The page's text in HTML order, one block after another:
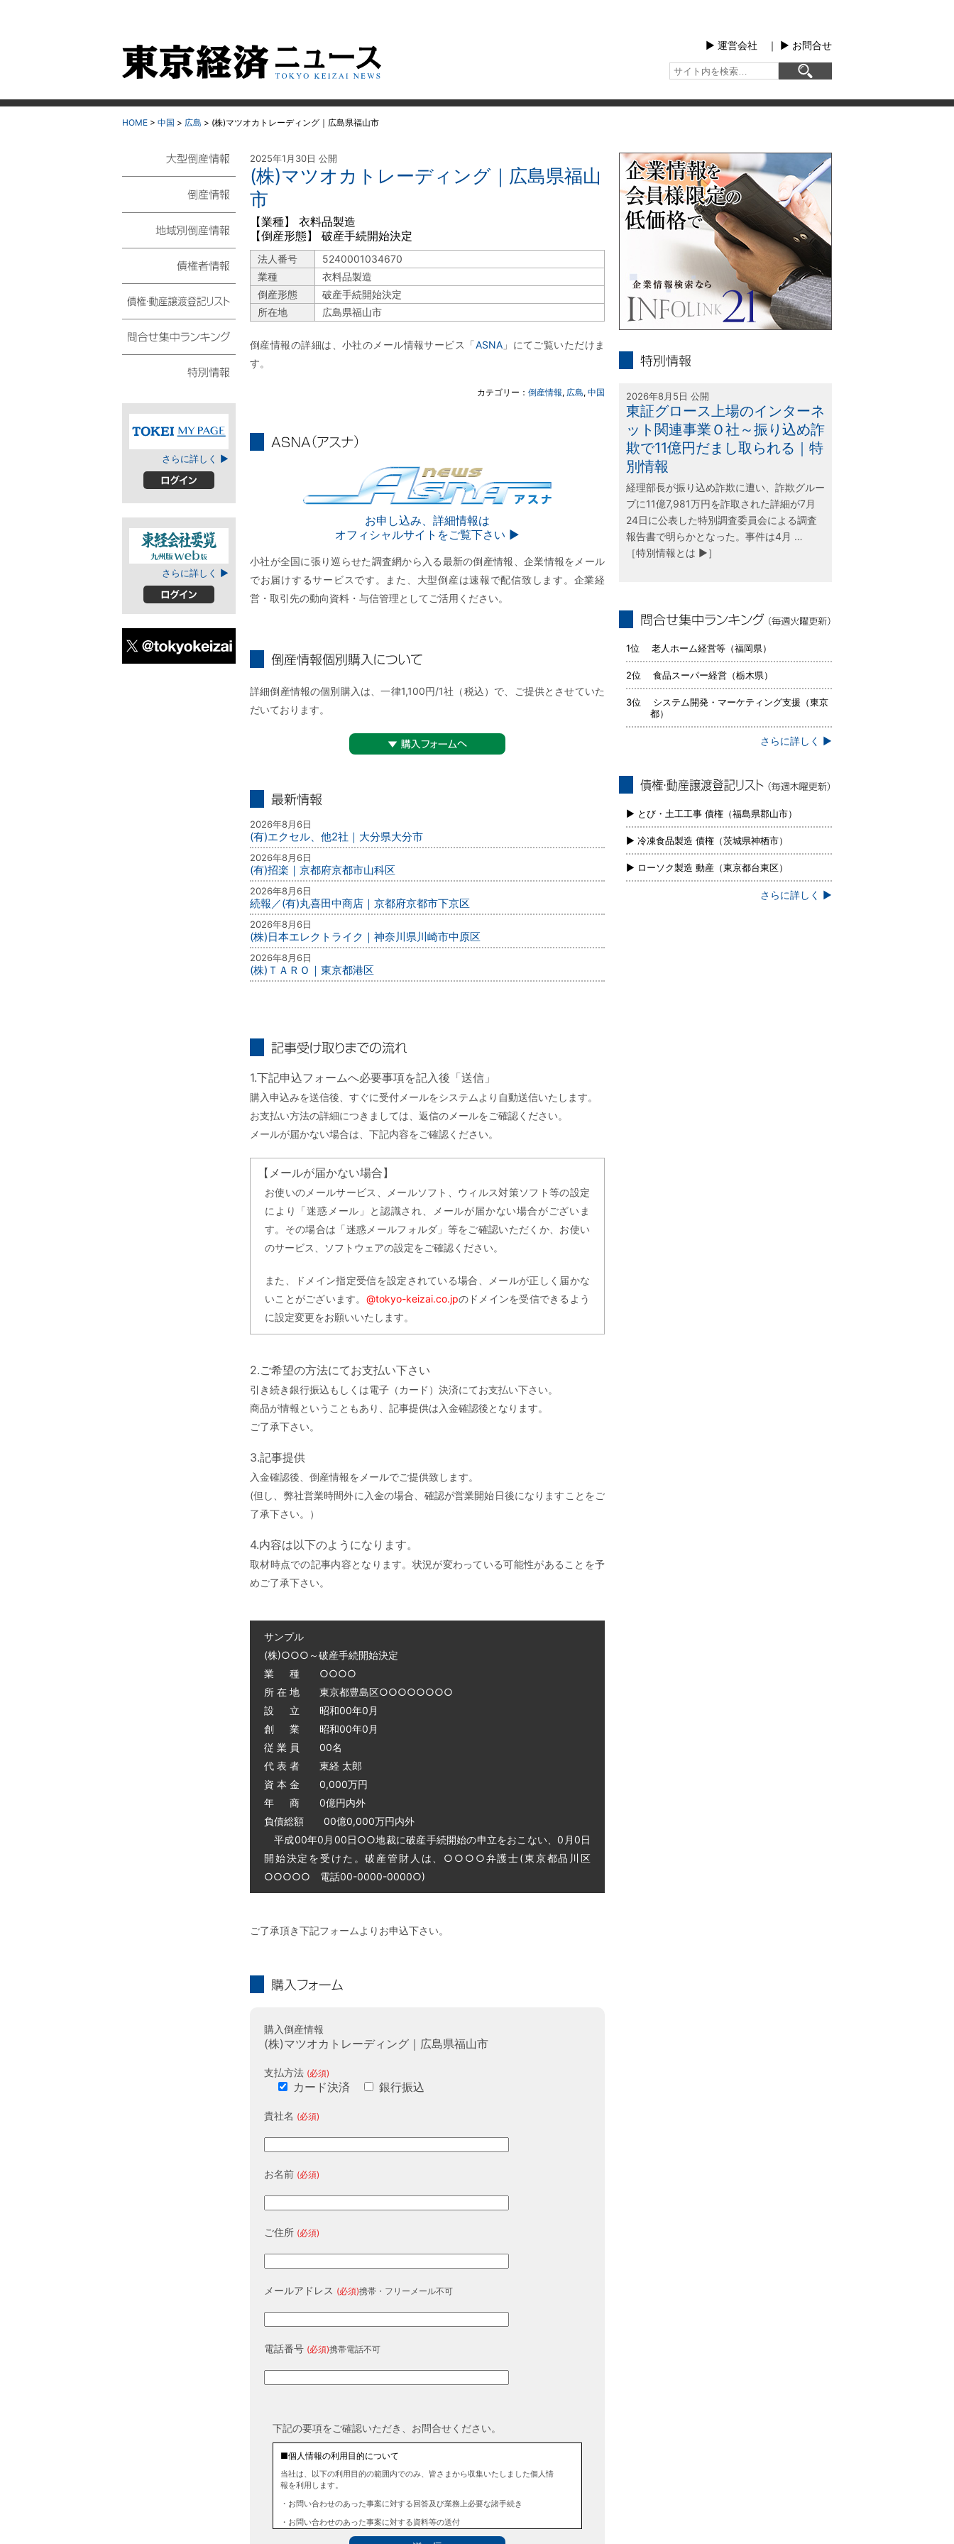
▶︎ 運営会社 ｜ ▶︎ お問合せ
HOME > 中国 > 広島 > (株)マツオカトレーディング｜広島県福山市
2025年1月30日 公開
(株)マツオカトレーディング｜広島県福山
市
【業種】 衣料品製造
【倒産形態】 破産手続開始決定
法人番号
5240001034670
業種
衣料品製造
倒産形態
破産手続開始決定
所在地
広島県福山市
倒産情報の詳細は、小社のメール情報サービス「ASNA」にてご覧いただけま
す。
カテゴリー： 倒産情報, 広島, 中国
お申し込み、詳細情報は
オフィシャルサイトをご覧下さい ▶︎
小社が全国に張り巡らせた調査網から入る最新の倒産情報、企業情報をメール
でお届けするサービスです。また、大型倒産は速報で配信致します。企業経
営・取引先の動向資料・与信管理としてご活用ください。
詳細倒産情報の個別購入は、一律1,100円/1社（税込）で、ご提供とさせていた
だいております。
2026年8月6日
(有)エクセル、他2社｜大分県大分市
2026年8月6日
(有)招楽｜京都府京都市山科区
2026年8月6日
続報／(有)丸喜田中商店｜京都府京都市下京区
2026年8月6日
(株)日本エレクトライク｜神奈川県川崎市中原区
2026年8月6日
(株)ＴＡＲＯ｜東京都港区
1.下記申込フォームへ必要事項を記入後「送信」
購入申込みを送信後、すぐに受付メールをシステムより自動送信いたします。
お支払い方法の詳細につきましては、返信のメールをご確認ください。
メールが届かない場合は、下記内容をご確認ください。
【メールが届かない場合】
お使いのメールサービス、メールソフト、ウィルス対策ソフト等の設定
により「迷惑メール」と認識され、メールが届かない場合がございま
す。その場合は「迷惑メールフォルダ」等をご確認いただくか、お使い
のサービス、ソフトウェアの設定をご確認ください。
また、ドメイン指定受信を設定されている場合、メールが正しく届かな
いことがございます。 @tokyo-keizai.co.jpのドメインを受信できるよう
に設定変更をお願いいたします。
2.ご希望の方法にてお支払い下さい
引き続き銀行振込もしくは電子（カード）決済にてお支払い下さい。
商品が情報ということもあり、記事提供は入金確認後となります。
ご了承下さい。
3.記事提供
入金確認後、倒産情報をメールでご提供致します。
(但し、弊社営業時間外に入金の場合、確認が営業開始日後になりますことをご
了承下さい。）
4.内容は以下のようになります。
取材時点での記事内容となります。状況が変わっている可能性があることを予
めご了承下さい。
サンプル
(株)○○○～破産手続開始決定
業 種 ○○○○
所 在 地 東京都豊島区○○○○○○○○
設 立 昭和00年0月
創 業 昭和00年0月
従 業 員 00名
代 表 者 東経 太郎
資 本 金 0,000万円
年 商 0億円内外
負債総額 00億0,000万円内外
平成00年0月00日○○地裁に破産手続開始の申立をおこない、0月0日
開始決定を受けた。破産管財人は、○○○○弁護士(東京都品川区
○○○○○ 電話00-0000-0000○)
ご了承頂き下記フォームよりお申込下さい。
購入倒産情報
(株)マツオカトレーディング｜広島県福山市
支払方法 (必須)
カード決済 銀行振込
貴社名 (必須)
お名前 (必須)
ご住所 (必須)
メールアドレス (必須)携帯・フリーメール不可
電話番号 (必須)携帯電話不可
下記の要項をご確認いただき、お問合せください。
■個人情報の利用目的について
当社は、以下の利用目的の範囲内でのみ、皆さまから収集いたしました個人情
報を利用します。
・お問い合わせのあった事案に対する回答及び業務上必要な諸手続き
・お問い合わせのあった事案に対する資料等の送付
スト
TOKEIマイページ
さらに詳しく ▶
東経会社要覧web
さらに詳しく ▶
ログイン
2026年8月5日 公開
東証グロース上場のインターネ
ット関連事業Ｏ社～振り込め詐
欺で11億円だまし取られる｜特
別情報
経理部長が振り込め詐欺に遭い、詐欺グルー
プに11億7,981万円を詐取された詳細が7月
24日に公表した特別調査委員会による調査
報告書で明らかとなった。事件は4月 …
［特別情報とは ▶］
1位 老人ホーム経営等（福岡県）
2位 食品スーパー経営（栃木県）
3位 システム開発・マーケティング支援（東京
都）
さらに詳しく ▶
新）
▶ とび・土工工事 債権（福島県郡山市）
▶ 冷凍食品製造 債権（茨城県神栖市）
▶ ローソク製造 動産（東京都台東区）
さらに詳しく ▶